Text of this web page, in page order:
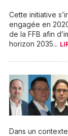
Cette initiative
engagée en
de la FFB afin
horizon 2035...
Dans un